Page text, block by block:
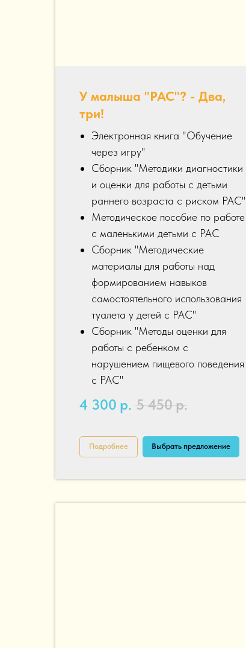
У малыша "РАС"? - Два,
три!
Электронная книга "Обучение
через игру"
Сборник "Методики диагностики
и оценки для работы с детьми
раннего возраста с риском РАС"
Методическое пособие по работе
с маленькими детьми с РАС
Сборник "Методические
материалы для работы над
формированием навыков
самостоятельного использования
туалета у детей с РАС"
Сборник "Методы оценки для
работы с ребенком с
нарушением пищевого поведения
с РАС"
4 300 р. 5 450р.
Подробнее Выбрать предложение